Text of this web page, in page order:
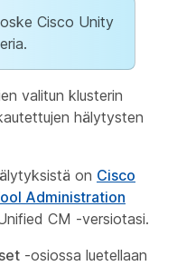
Cisco Unity
valitun klusterin
hälytysten
on Cisco
Administration
CM -versiotasi.
-osiossa luetellaan